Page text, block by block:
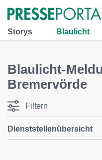
Storys Blaulicht
Blaulicht-
Bremervörde
Filtern
Dienststellenübersicht